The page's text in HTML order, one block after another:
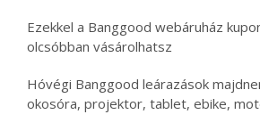
Ezekkel a Banggood webáruház
olcsóbban vásárolhatsz
Hóvégi Banggood leárazások
okosóra, projektor, tablet, ebike,